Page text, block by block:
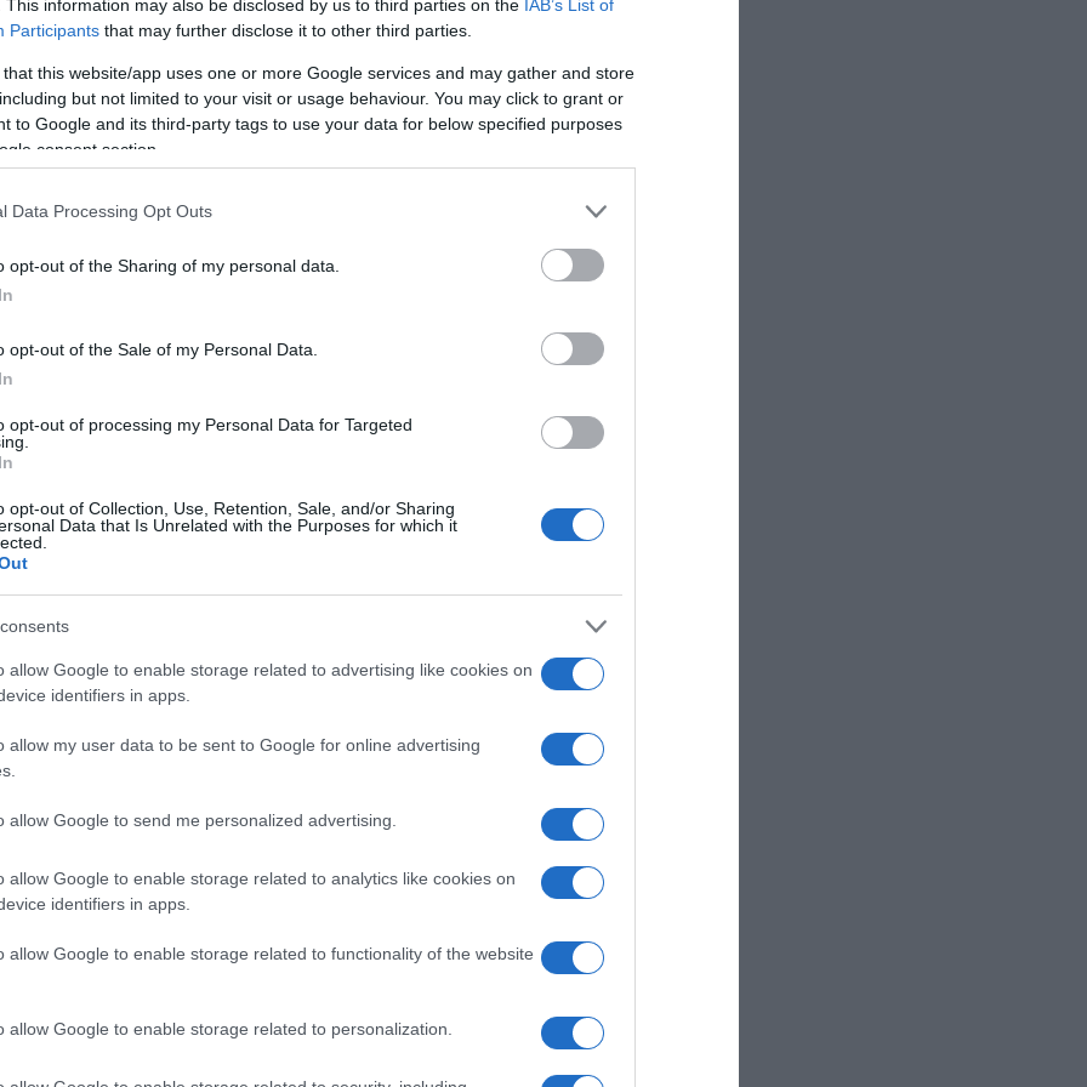
This information may also be disclosed by us to third parties on the IAB’s List of
Participants that may further disclose it to other third parties.
that this website/app uses one or more Google services and may gather and store
but not limited to your visit or usage behaviour. You may click to grant or
to Google and its third-party tags to use your data for below specified purposes
consent section.
Data Processing Opt Outs
opt-out of the Sharing of my personal data.
opt-out of the Sale of my Personal Data.
opt-out of processing my Personal Data for Targeted
opt-out of Collection, Use, Retention, Sale, and/or Sharing
Data that Is Unrelated with the Purposes for which it
allow Google to enable storage related to advertising like cookies on
identifiers in apps.
allow my user data to be sent to Google for online advertising
allow Google to send me personalized advertising.
allow Google to enable storage related to analytics like cookies on
identifiers in apps.
allow Google to enable storage related to functionality of the website
allow Google to enable storage related to personalization.
- 10:54
Πρώτη επιλογή μεταξύ των διεθνών
αφιέρωμα του διεθνούς ταξιδιωτικού μέσου Broadsheet
Άνδρας βρέθηκε νεκρός στο σπίτι του
αίτια του θανάτου διερευνώνται
- 22:34
Byron: Διακομιδή παιδιού από τη
με Blue Star – Δεν μπορούσαν να
εναέρια μέσα